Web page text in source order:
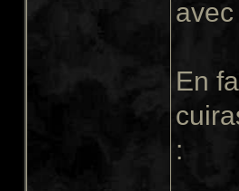
En
: